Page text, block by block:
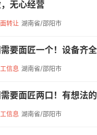
无心经营
转让 湖南省/邵阳市
要面匠一个！设备齐
信息 湖南省/邵阳市
要面匠两口！有想法
信息 湖南省/邵阳市